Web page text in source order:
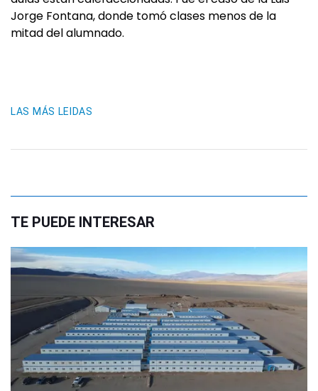
Jorge Fontana, donde tomó clases menos de la
mitad del alumnado.
LAS MÁS LEIDAS
TE PUEDE INTERESAR